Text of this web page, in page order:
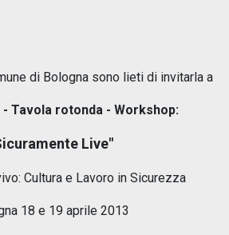
di Bologna sono lieti di invitarla a
- Tavola rotonda - Workshop:
Live"
Cultura e Lavoro in Sicurezza
18 e 19 aprile 2013